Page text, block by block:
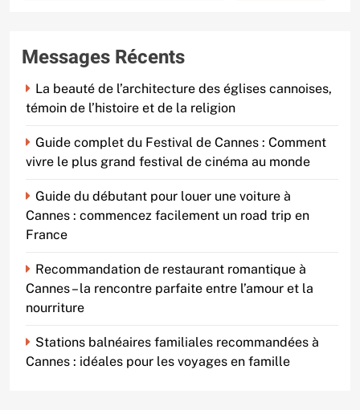
Messages Récents
La beauté de l’architecture des églises cannoises,
témoin de l’histoire et de la religion
Guide complet du Festival de Cannes : Comment
vivre le plus grand festival de cinéma au monde
Guide du débutant pour louer une voiture à
Cannes : commencez facilement un road trip en
France
Recommandation de restaurant romantique à
Cannes – la rencontre parfaite entre l’amour et la
nourriture
Stations balnéaires familiales recommandées à
Cannes : idéales pour les voyages en famille